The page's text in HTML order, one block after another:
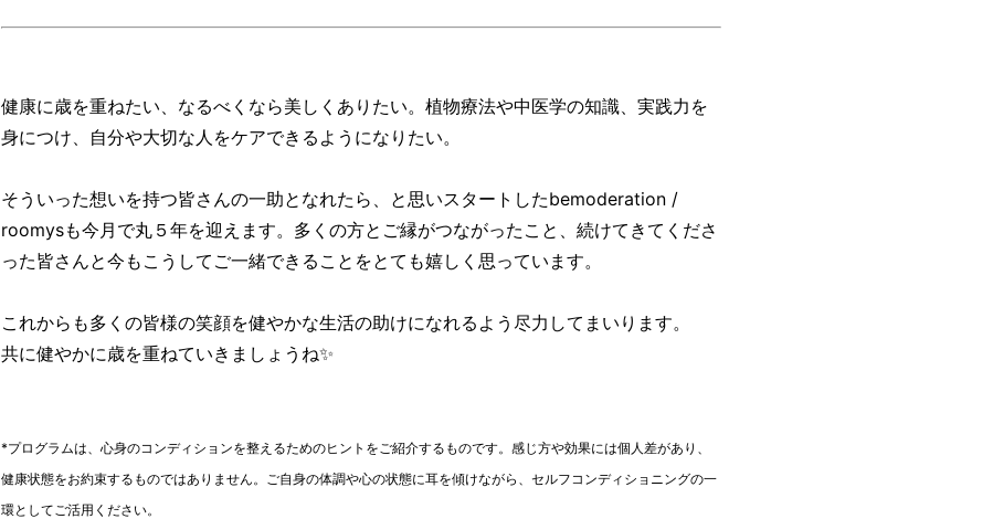
健康に歳を重ねたい、なるべくなら美しくありたい。植物療法や中医学の知識、実践力を
身につけ、自分や大切な人をケアできるようになりたい。
そういった想いを持つ皆さんの一助となれたら、と思いスタートしたbemoderation /
roomysも今月で丸５年を迎えます。多くの方とご縁がつながったこと、続けてきてくださ
った皆さんと今もこうしてご一緒できることをとても嬉しく思っています。
これからも多くの皆様の笑顔を健やかな生活の助けになれるよう尽力してまいります。
共に健やかに歳を重ねていきましょうね✨
*プログラムは、心身のコンディションを整えるためのヒントをご紹介するものです。感じ方や効果には個人差があり、
健康状態をお約束するものではありません。ご自身の体調や心の状態に耳を傾けながら、セルフコンディショニングの一
環としてご活用ください。